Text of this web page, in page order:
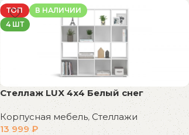
ТОП
В НАЛИЧИИ
4 ШТ
Стеллаж LUX 4х4 Белый снег
Корпусная мебель, Стеллажи
13 999₽